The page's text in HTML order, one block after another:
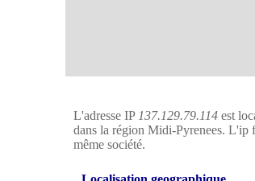
L'adresse IP 137.129.79.114 est
dans la région Midi-Pyrenees. L'ip
même société.